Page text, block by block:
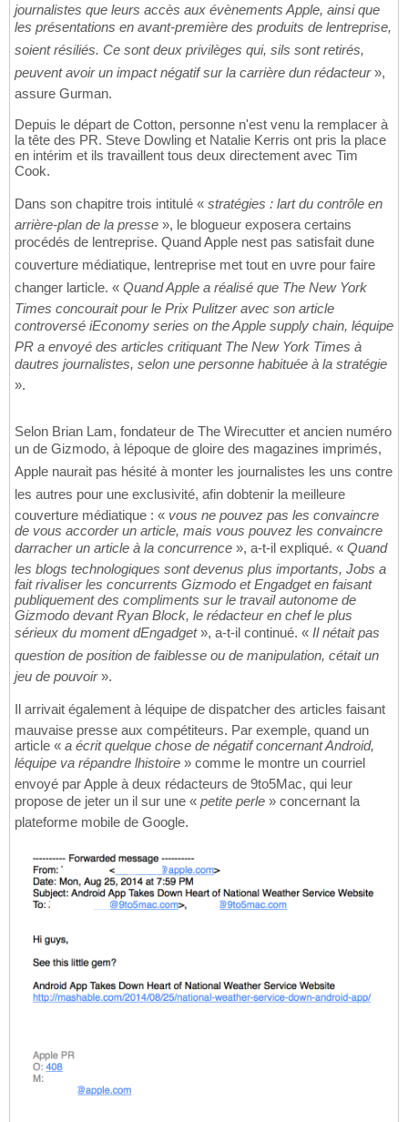
journalistes que leurs accès aux évènements Apple, ainsi que
les présentations en avant-première des produits de lentreprise,
soient résiliés. Ce sont deux privilèges qui, sils sont retirés,
peuvent avoir un impact négatif sur la carrière dun rédacteur»,
assure Gurman.
Depuis le départ de Cotton, personne n'est venu la remplacer à
la tête des PR. Steve Dowling et Natalie Kerris ont pris la place
en intérim et ils travaillent tous deux directement avec Tim
Cook.
Dans son chapitre trois intitulé « stratégies : lart du contrôle en
arrière-plan de la presse », le blogueur exposera certains
procédés de lentreprise. Quand Apple nest pas satisfait dune
couverture médiatique, lentreprise met tout en uvre pour faire
changer larticle. « Quand Apple a réalisé que The New York
Times concourait pour le Prix Pulitzer avec son article
controversé iEconomy series on the Apple supply chain, léquipe
PR a envoyé des articles critiquant The New York Times à
dautres journalistes, selon une personne habituée à la stratégie
».
Selon Brian Lam, fondateur de The Wirecutter et ancien numéro
un de Gizmodo, à lépoque de gloire des magazines imprimés,
Apple naurait pas hésité à monter les journalistes les uns contre
les autres pour une exclusivité, afin dobtenir la meilleure
couverture médiatique : « vous ne pouvez pas les convaincre
de vous accorder un article, mais vous pouvez les convaincre
darracher un article à la concurrence », a-t-il expliqué. « Quand
les blogs technologiques sont devenus plus importants, Jobs a
fait rivaliser les concurrents Gizmodo et Engadget en faisant
publiquement des compliments sur le travail autonome de
Gizmodo devant Ryan Block, le rédacteur en chef le plus
sérieux du moment dEngadget», a-t-il continué. « Il nétait pas
question de position de faiblesse ou de manipulation, cétait un
jeu de pouvoir».
Il arrivait également à léquipe de dispatcher des articles faisant
mauvaise presse aux compétiteurs. Par exemple, quand un
article « a écrit quelque chose de négatif concernant Android,
léquipe va répandre lhistoire » comme le montre un courriel
envoyé par Apple à deux rédacteurs de 9to5Mac, qui leur
propose de jeter un il sur une « petite perle » concernant la
plateforme mobile de Google.